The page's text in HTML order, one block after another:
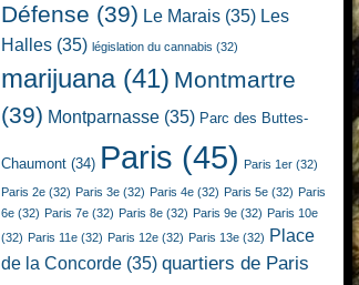
Défense (39) Le Marais (35) Les
Halles (35) législation du cannabis (32)
marijuana(41) Montmartre
(39) Montparnasse (35) Parc des Buttes-
Chaumont (34) Paris (45) Paris 1er (32)
Paris 2e (32) Paris 3e (32) Paris 4e (32) Paris 5e (32) Paris
6e (32) Paris 7e (32) Paris 8e (32) Paris 9e (32) Paris 10e
(32) Paris 11e (32) Paris 12e (32) Paris 13e (32) Place
de la Concorde (35) quartiers de Paris